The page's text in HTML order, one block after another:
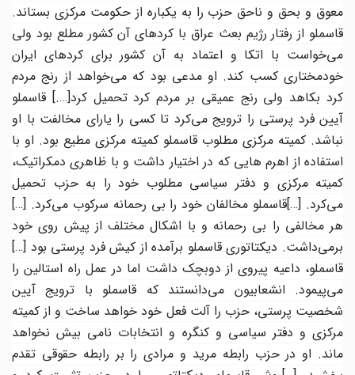
معوق و بحق و ناحق حزب را به یکباره از حکومت مرکزی بستاند.
قاسملو از رفتار رژیم بعث عراق با کردهای آن کشور مطلع بود ولی
می‌خواست با اتکا و اعتماد به آن کشور برای کردهای ایران
خودمختاری کسب کند. او مدعی بود که می‌خواهد از رنج مردم
کرد بکاهد ولی رنج عمیقی بر مردم کرد تحمیل کرد[….]قاسملو
آیین فرد پرستی را ترویج می‌کرد تا کسی را یارای مخالفت با او
نباشد. کمیته مرکزی مطلوب قاسملو کمیته مرکزی مطیع بود. او با
استفاده از اهرم هایی که در اختیار داشت و با ظاهری دمکراتیک،
کمیته مرکزی و دفتر سیاسی مطلوب خود را به حزب تحمیل
می‌کرد. […]قاسملو مخالفان خود را بی رحمانه سرکوب می‌کرد.[…]
هر مخالفی را بی رحمانه و با اشکال مختلف از پیش روی خود
برمی‌داشت. دیکتاتوری قاسملو برآمده از کیش فرد پرستی بود[…]
قاسملو، داعیه پیروی از دوبچک داشت اما در عمل راه استالین را
می‌پیمود. انشعابیون می‌دانستند که قاسملو با ترویج آیین
شخصیت پرستی، حزب را آلت فعل خود خواهد ساخت و از کمیته
مرکزی و دفتر سیاسی و کنگره و انتخابات نامی بیش نخواهد
ماند. او در حزب رابطه مرید و مرادی را بر رابطه حقوقی تقدم